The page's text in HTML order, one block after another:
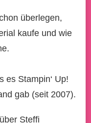
überlegen,
kaufe und wie
es Stampin‘ Up!
gab (seit 2007).
Steffi